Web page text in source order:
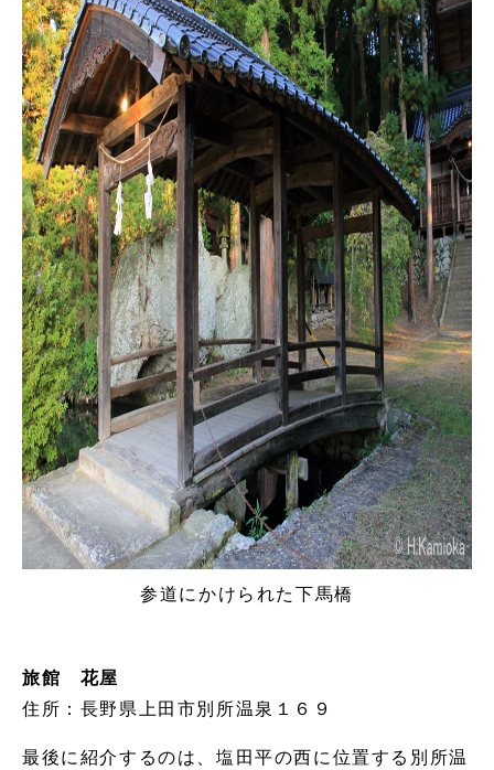
参道にかけられた下馬橋
旅館 花屋
住所：長野県上田市別所温泉１６９
最後に紹介するのは、塩田平の西に位置する別所温